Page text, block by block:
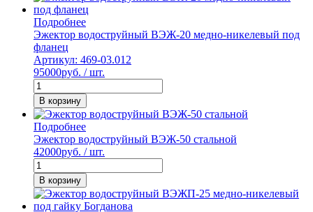
Подробнее
Эжектор водоструйный ВЭЖ-20 медно-никелевый под
фланец
Артикул: 469-03.012
95000руб. / шт.
В корзину
Подробнее
Эжектор водоструйный ВЭЖ-50 стальной
42000руб. / шт.
В корзину